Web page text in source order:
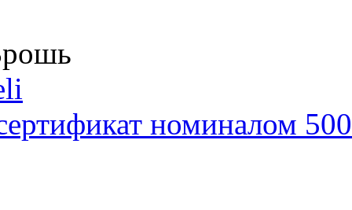
номиналом